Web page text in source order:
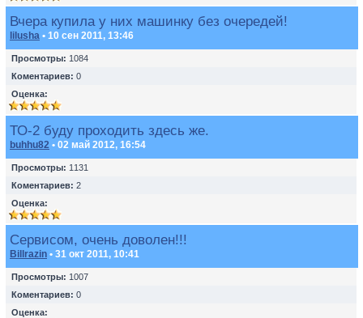
Вчера купила у них машинку без очередей!
lilusha • 10 сен 2011, 13:46
Просмотры: 1084
Коментариев: 0
Оценка:
ТО-2 буду проходить здесь же.
buhhu82 • 02 май 2012, 16:54
Просмотры: 1131
Коментариев: 2
Оценка:
Сервисом, очень доволен!!!
Billrazin • 31 окт 2011, 10:41
Просмотры: 1007
Коментариев: 0
Оценка: